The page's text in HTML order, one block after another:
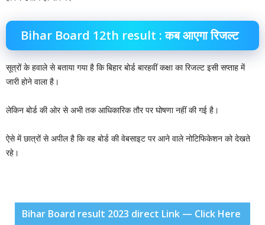
Bihar Board 12th result : कब आएगा रिजल्ट
सूत्रों के हवाले से बताया गया है कि बिहार बोर्ड बारहवीं कक्षा का रिजल्ट इसी सप्ताह में
जारी होने वाला है।
लेकिन बोर्ड की ओर से अभी तक आधिकारिक तौर पर घोषणा नहीं की गई है।
ऐसे में छात्रों से अपील है कि वह बोर्ड की वेबसाइट पर आने वाले नोटिफिकेशन को देखते
रहे।
Bihar Board result 2023 direct Link — Click Here